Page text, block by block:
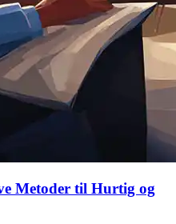
Metoder til Hurtig og